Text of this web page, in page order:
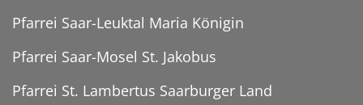
Pfarrei Saar-Leuktal Maria Königin
Pfarrei Saar-Mosel St. Jakobus
Pfarrei St. Lambertus Saarburger Land